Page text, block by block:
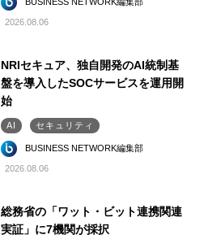
2026.08.06
NRIセキュア、独自開発のAI統制基
盤を導入したSOCサービスを運用開
始
AI セキュリティ
BUSINESS NETWORK編集部
2026.08.06
総務省の「ワット・ビット連携関連
実証」に7機関が採択